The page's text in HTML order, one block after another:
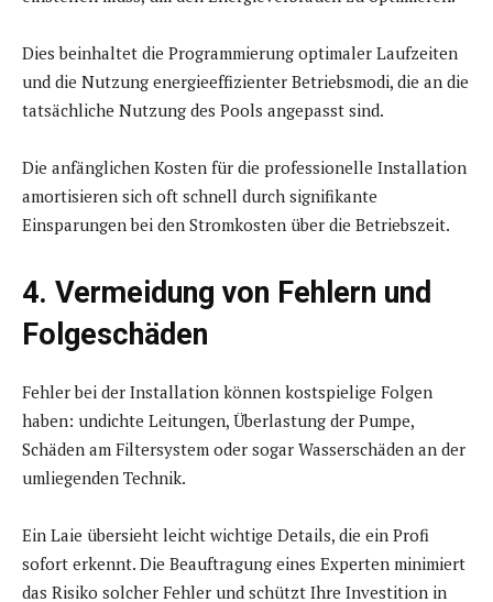
Dies beinhaltet die Programmierung optimaler Laufzeiten
und die Nutzung energieeffizienter Betriebsmodi, die an die
tatsächliche Nutzung des Pools angepasst sind.
Die anfänglichen Kosten für die professionelle Installation
amortisieren sich oft schnell durch signifikante
Einsparungen bei den Stromkosten über die Betriebszeit.
4. Vermeidung von Fehlern und
Folgeschäden
Fehler bei der Installation können kostspielige Folgen
haben: undichte Leitungen, Überlastung der Pumpe,
Schäden am Filtersystem oder sogar Wasserschäden an der
umliegenden Technik.
Ein Laie übersieht leicht wichtige Details, die ein Profi
sofort erkennt. Die Beauftragung eines Experten minimiert
das Risiko solcher Fehler und schützt Ihre Investition in